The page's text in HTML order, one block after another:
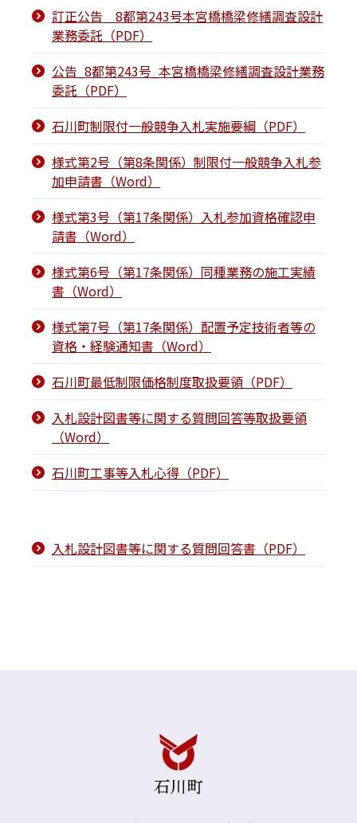
訂正公告 8都第243号本宮橋橋梁修繕調査設計
業務委託（PDF）
公告_8都第243号_本宮橋橋梁修繕調査設計業務
委託（PDF）
石川町制限付一般競争入札実施要綱（PDF）
様式第2号（第8条関係）制限付一般競争入札参
加申請書（Word）
様式第3号（第17条関係）入札参加資格確認申
請書（Word）
様式第6号（第17条関係）同種業務の施工実績
書（Word）
様式第7号（第17条関係）配置予定技術者等の
資格・経験通知書（Word）
石川町最低制限価格制度取扱要領（PDF）
入札設計図書等に関する質問回答等取扱要領
（Word）
石川町工事等入札心得（PDF）
入札設計図書等に関する質問回答書（PDF）